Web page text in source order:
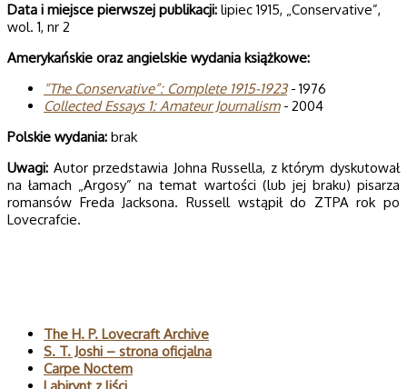
Data i miej­sce pierw­szej publi­ka­cji: lipiec 1915, „Conservative”,
wol. 1, nr 2
Ame­ry­kań­skie oraz angiel­skie wyda­nia książkowe:
“The Con­se­rva­tive”: Com­plete 1915-1923- 1976
Col­lec­ted Essays 1: Ama­teur Jour­na­lism- 2004
Pol­skie wydania: brak
Uwagi: Autor przedstawia Johna Russella, z którym dyskutował
na łamach „Argosy” na temat wartości (lub jej braku) pisarza
romansów Freda Jacksona. Russell wstąpił do ZTPA rok po
Lovecrafcie.
The H. P. Lovecraft Archive
S. T. Joshi – strona oficjalna
Carpe Noctem